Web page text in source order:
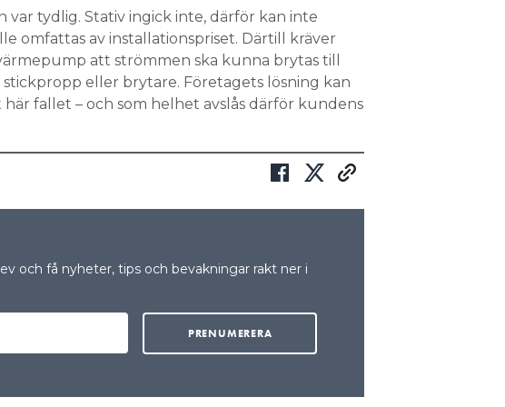
tydlig. Stativ ingick inte, därför kan inte
omfattas av installationspriset. Därtill kräver
att strömmen ska kunna brytas till
eller brytare. Företagets lösning kan
fallet – och som helhet avslås därför kundens
och få nyheter, tips och bevakningar rakt ner i